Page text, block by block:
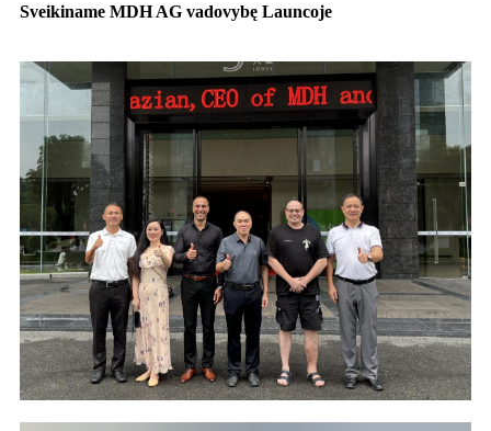
Sveikiname MDH AG vadovybę Launcoje